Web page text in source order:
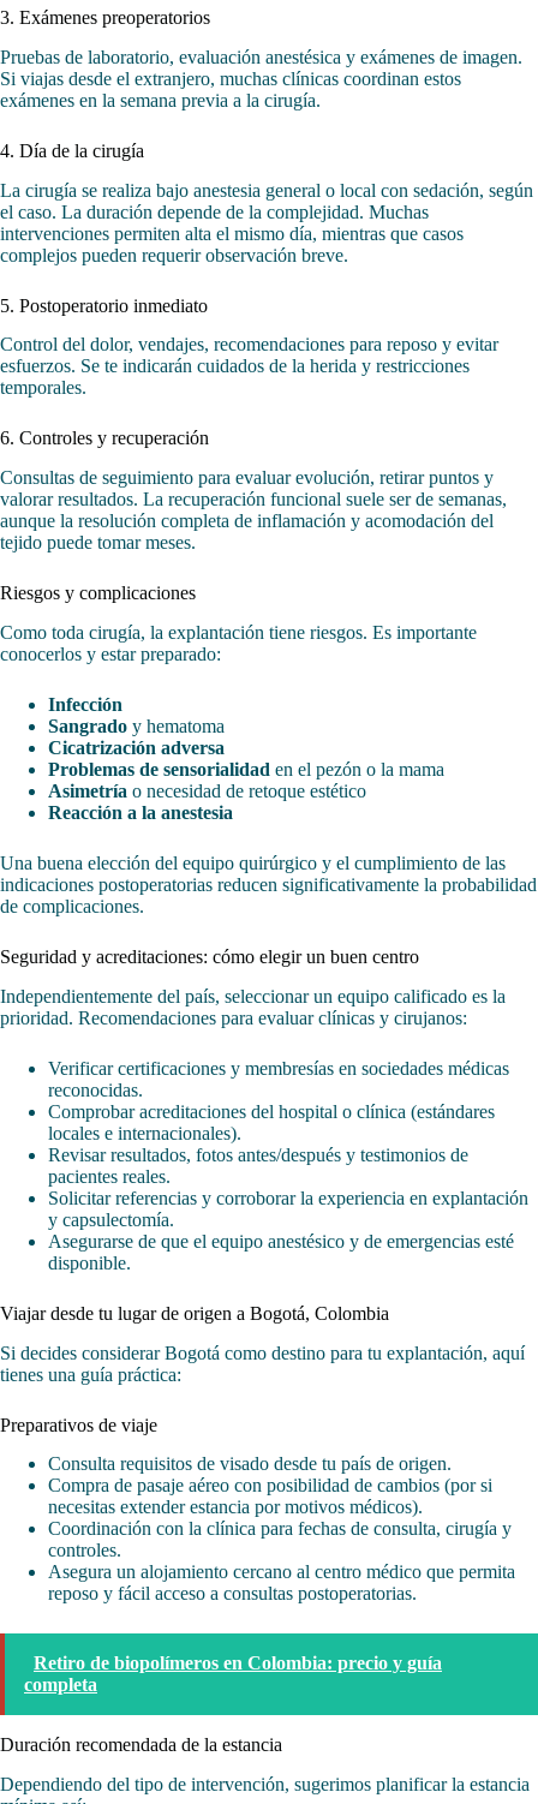
3. Exámenes preoperatorios
Pruebas de laboratorio, evaluación anestésica y exámenes de imagen.
Si viajas desde el extranjero, muchas clínicas coordinan estos
exámenes en la semana previa a la cirugía.
4. Día de la cirugía
La cirugía se realiza bajo anestesia general o local con sedación, según
el caso. La duración depende de la complejidad. Muchas
intervenciones permiten alta el mismo día, mientras que casos
complejos pueden requerir observación breve.
5. Postoperatorio inmediato
Control del dolor, vendajes, recomendaciones para reposo y evitar
esfuerzos. Se te indicarán cuidados de la herida y restricciones
temporales.
6. Controles y recuperación
Consultas de seguimiento para evaluar evolución, retirar puntos y
valorar resultados. La recuperación funcional suele ser de semanas,
aunque la resolución completa de inflamación y acomodación del
tejido puede tomar meses.
Riesgos y complicaciones
Como toda cirugía, la explantación tiene riesgos. Es importante
conocerlos y estar preparado:
Infección
Sangrado y hematoma
Cicatrización adversa
Problemas de sensorialidad en el pezón o la mama
Asimetría o necesidad de retoque estético
Reacción a la anestesia
Una buena elección del equipo quirúrgico y el cumplimiento de las
indicaciones postoperatorias reducen significativamente la probabilidad
de complicaciones.
Seguridad y acreditaciones: cómo elegir un buen centro
Independientemente del país, seleccionar un equipo calificado es la
prioridad. Recomendaciones para evaluar clínicas y cirujanos:
Verificar certificaciones y membresías en sociedades médicas
reconocidas.
Comprobar acreditaciones del hospital o clínica (estándares
locales e internacionales).
Revisar resultados, fotos antes/después y testimonios de
pacientes reales.
Solicitar referencias y corroborar la experiencia en explantación
y capsulectomía.
Asegurarse de que el equipo anestésico y de emergencias esté
disponible.
Viajar desde tu lugar de origen a Bogotá, Colombia
Si decides considerar Bogotá como destino para tu explantación, aquí
tienes una guía práctica:
Preparativos de viaje
Consulta requisitos de visado desde tu país de origen.
Compra de pasaje aéreo con posibilidad de cambios (por si
necesitas extender estancia por motivos médicos).
Coordinación con la clínica para fechas de consulta, cirugía y
controles.
Asegura un alojamiento cercano al centro médico que permita
reposo y fácil acceso a consultas postoperatorias.
Retiro de biopolímeros en Colombia: precio y guía
completa
Duración recomendada de la estancia
Dependiendo del tipo de intervención, sugerimos planificar la estancia